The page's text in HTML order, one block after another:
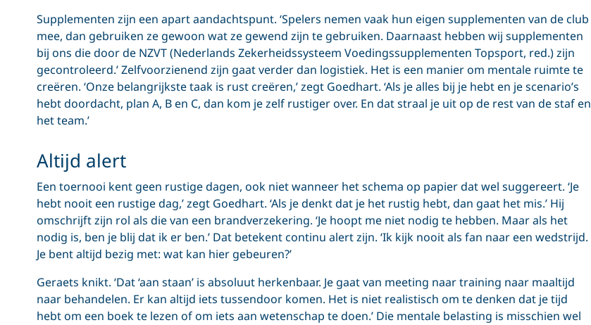
Supplementen zijn een apart aandachtspunt. ‘Spelers nemen vaak hun eigen supplementen van de club
mee, dan gebruiken ze gewoon wat ze gewend zijn te gebruiken. Daarnaast hebben wij supplementen
bij ons die door de NZVT (Nederlands Zekerheidssysteem Voedingssupplementen Topsport, red.) zijn
gecontroleerd.’ Zelfvoorzienend zijn gaat verder dan logistiek. Het is een manier om mentale ruimte te
creëren. ‘Onze belangrijkste taak is rust creëren,’ zegt Goedhart. ‘Als je alles bij je hebt en je scenario’s
hebt doordacht, plan A, B en C, dan kom je zelf rustiger over. En dat straal je uit op de rest van de staf en
het team.’
Altijd alert
Een toernooi kent geen rustige dagen, ook niet wanneer het schema op papier dat wel suggereert. ‘Je
hebt nooit een rustige dag,’ zegt Goedhart. ‘Als je denkt dat je het rustig hebt, dan gaat het mis.’ Hij
omschrijft zijn rol als die van een brandverzekering. ‘Je hoopt me niet nodig te hebben. Maar als het
nodig is, ben je blij dat ik er ben.’ Dat betekent continu alert zijn. ‘Ik kijk nooit als fan naar een wedstrijd.
Je bent altijd bezig met: wat kan hier gebeuren?’
Geraets knikt. ‘Dat ‘aan staan’ is absoluut herkenbaar. Je gaat van meeting naar training naar maaltijd
naar behandelen. Er kan altijd iets tussendoor komen. Het is niet realistisch om te denken dat je tijd
hebt om een boek te lezen of om iets aan wetenschap te doen.’ Die mentale belasting is misschien wel